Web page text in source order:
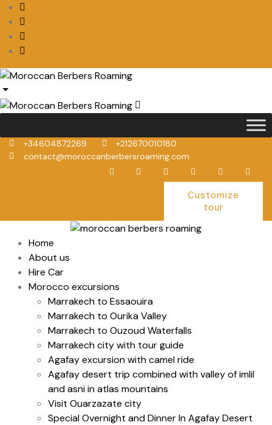
+34604872269
+212670010180
contact@moroccanberbersroaming.com
Customize
tour
Home
About us
Hire Car
Morocco excursions
Marrakech to Essaouira
Marrakech to Ourika Valley
Marrakech to Ouzoud Waterfalls
Marrakech city with tour guide
Agafay excursion with camel ride
Agafay desert trip combined with valley of imlil
and asni in atlas mountains
Visit Ouarzazate city
Special Overnight and Dinner In Agafay Desert